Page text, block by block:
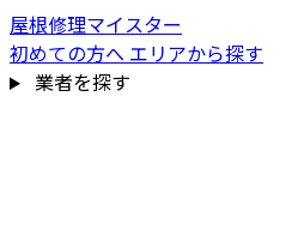
屋根修理マイスター
初めての方へ エリアから探す
業者を探す